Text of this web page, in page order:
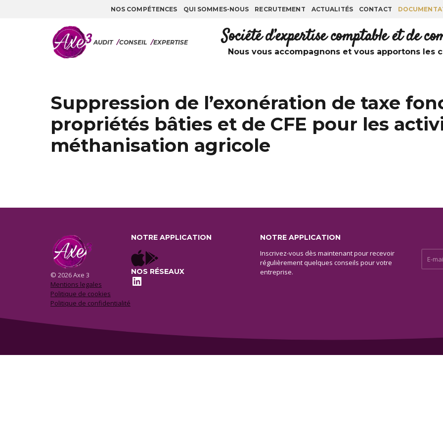
NOS COMPÉTENCES QUI SOMMES-NOUS RECRUTEMENT ACTUALITÉS CONTACT
AUDIT /CONSEIL /EXPERTISE Société d’expertise comptable et de
Nous vous accompagnons et vous apportons les
Suppression de l’exonération de taxe
propriétés bâties et de CFE pour les
méthanisation agricole
© 2026 Axe 3
Mentions legales
Politique de cookies
Politique de confidentialité
NOTRE APPLICATION
NOS RÉSEAUX
LinkedIn
NOTRE APPLICATION
Inscrivez-vous dès maintenant pour recevoir
régulièrement quelques conseils pour votre
entreprise.